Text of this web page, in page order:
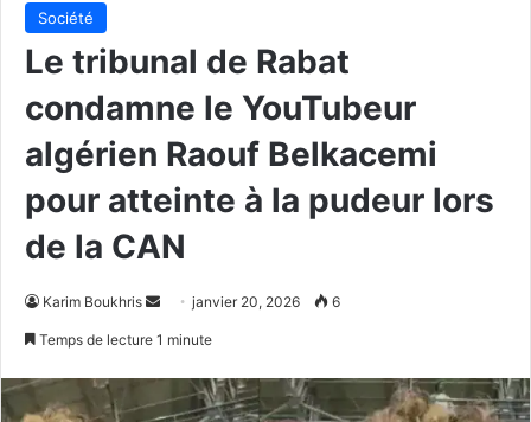
Société
Le tribunal de Rabat
condamne le YouTubeur
algérien Raouf Belkacemi
pour atteinte à la pudeur lors
de la CAN
Karim Boukhris
Envoyerjanvier 20, 2026 6
Temps de lecture 1 minute